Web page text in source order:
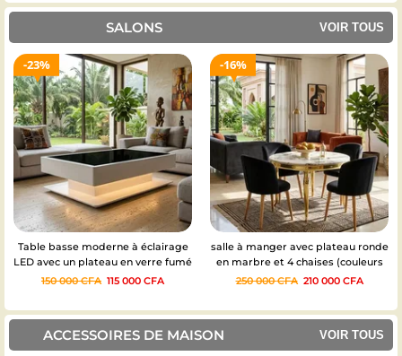
SALONS VOIR TOUS
23%
Table basse moderne à éclairage
LED avec un plateau en verre fumé
– sur commande délai de 15 jours
150 000CFA 115 000 CFA
16%
salle à manger avec plateau ronde
en marbre et 4 chaises (couleurs
des chaises au choix)
250 000CFA 210 000 CFA
ACCESSOIRES DE MAISON VOIR TOUS